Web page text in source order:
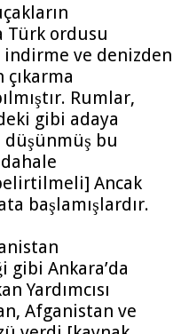
Türk ordusu
indirme ve denizden
çıkarma
Rumlar,
gibi adaya
düşünmüş bu
Ancak
başlamışlardır.
Ankara’da
Yardımcısı
Afganistan ve